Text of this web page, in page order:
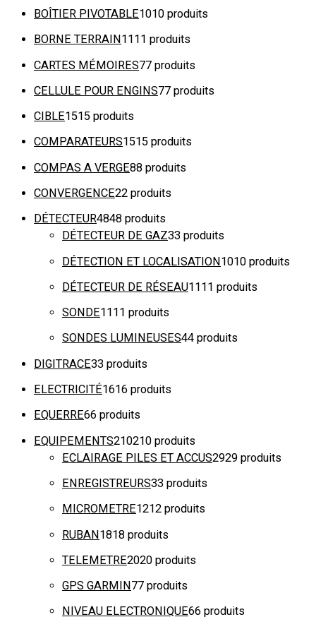
BOÎTIER PIVOTABLE1010 produits
BORNE TERRAIN 11 11 produits
CARTES MÉMOIRES77 produits
CELLULE POUR ENGINS77 produits
CIBLE1515 produits
COMPARATEURS1515 produits
COMPAS A VERGE88 produits
CONVERGENCE22 produits
DÉTECTEUR4848 produits
DÉTECTEUR DE GAZ33 produits
DÉTECTION ET LOCALISATION1010 produits
DÉTECTEUR DE RÉSEAU1111 produits
SONDE11 11 produits
SONDES LUMINEUSES44 produits
DIGITRACE33 produits
ELECTRICITÉ1616 produits
EQUERRE66 produits
EQUIPEMENTS210210 produits
ECLAIRAGE PILES ET ACCUS2929 produits
ENREGISTREURS33 produits
MICROMETRE1212 produits
RUBAN1818 produits
TELEMETRE2020 produits
GPS GARMIN 77 produits
NIVEAU ELECTRONIQUE66 produits